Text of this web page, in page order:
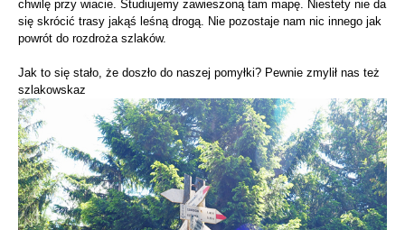
chwilę przy wiacie. Studiujemy zawieszoną tam mapę. Niestety nie da
się skrócić trasy jakąś leśną drogą. Nie pozostaje nam nic innego jak
powrót do rozdroża szlaków.
Jak to się stało, że doszło do naszej pomyłki? Pewnie zmylił nas też
szlakowskaz